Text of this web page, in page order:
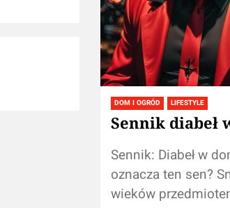
DOM I OGRÓD LIFESTYLE
Sennik diabeł
Sennik: Diabeł w
oznacza ten sen?
wieków